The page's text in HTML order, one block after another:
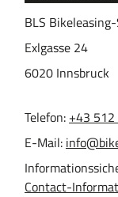
BLS
Exlgasse 24
6020 Innsbruck
Telefon: +43
E-Mail:
Contact-